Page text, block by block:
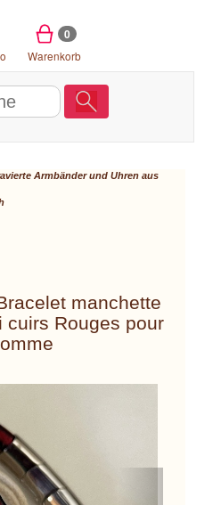
0
Warenkorb
Armbänder und Uhren aus
manchette
cuirs Rouges pour